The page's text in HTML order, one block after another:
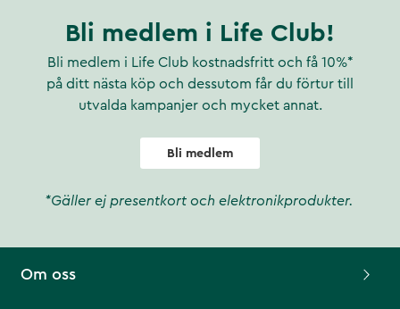
Bli medlem i Life Club!
Bli medlem i Life Club kostnadsfritt och få 10%*
på ditt nästa köp och dessutom får du förtur till
utvalda kampanjer och mycket annat.
Bli medlem
*Gäller ej presentkort och elektronikprodukter.
Om oss